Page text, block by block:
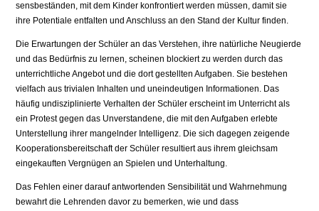
sensbeständen, mit dem Kinder konfrontiert werden müssen, damit sie
ihre Potentiale entfalten und Anschluss an den Stand der Kultur finden.
Die Erwartungen der Schüler an das Verstehen, ihre natürliche Neugier­de
und das Bedürfnis zu lernen, scheinen blockiert zu werden durch das
unterrichtliche Angebot und die dort gestellten Aufgaben. Sie bestehen
viel­fach aus trivialen Inhalten und uneindeutigen Informationen. Das
häufig un­disziplinierte Verhalten der Schüler erscheint im Unterricht als
ein Protest gegen das Unverstandene, die mit den Aufgaben erlebte
Unterstellung ihrer mangelnder Intelligenz. Die sich dagegen zeigende
Kooperationsbereitschaft der Schüler resultiert aus ihrem gleichsam
eingekauften Vergnügen an Spie­len und Unterhaltung.
Das Fehlen einer darauf antwortenden Sensibilität und Wahrnehmung
bewahrt die Lehrenden davor zu bemerken, wie und dass